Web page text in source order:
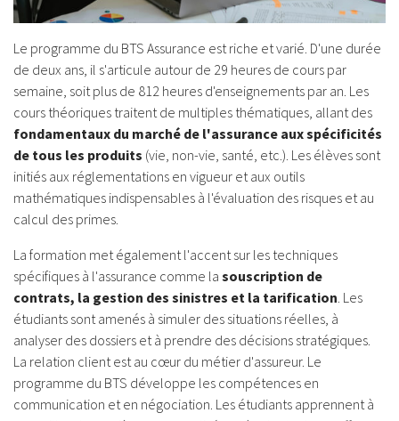
Le programme du BTS Assurance est riche et varié. D'une durée
de deux ans, il s'articule autour de 29 heures de cours par
semaine, soit plus de 812 heures d'enseignements par an. Les
cours théoriques traitent de multiples thématiques, allant des
fondamentaux du marché de l'assurance aux spécificités
de tous les produits (vie, non-vie, santé, etc.). Les élèves sont
initiés aux réglementations en vigueur et aux outils
mathématiques indispensables à l'évaluation des risques et au
calcul des primes.
La formation met également l'accent sur les techniques
spécifiques à l'assurance comme la souscription de
contrats, la gestion des sinistres et la tarification. Les
étudiants sont amenés à simuler des situations réelles, à
analyser des dossiers et à prendre des décisions stratégiques.
La relation client est au cœur du métier d'assureur. Le
programme du BTS développe les compétences en
communication et en négociation. Les étudiants apprennent à